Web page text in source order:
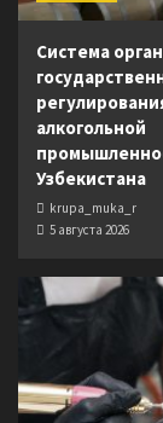
Система
алкогольной
Узбекистана
krupa_muka_r
5 августа 2026